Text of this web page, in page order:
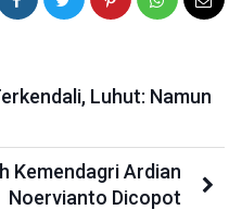
Luhut: Namun
Kemendagri Ardian
Noervianto Dicopot